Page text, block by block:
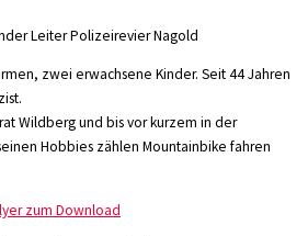
Leiter Polizeirevier Nagold
zwei erwachsene Kinder. Seit 44 Jahren
Wildberg und bis vor kurzem in der
Hobbies zählen Mountainbike fahren
zum Download